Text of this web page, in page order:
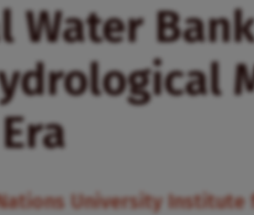
Water
University Institute